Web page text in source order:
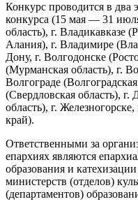
Конкурс проводится в два
конкурса (15 мая — 31
область), г. Владикавказе
Алания), г. Владимире
Дону, г. Волгодонске
(Мурманская область), г.
Волгограде
(Свердловская область), г.
область), г.
край).
Ответственными за
епархиях являются
образования и
министерств (отделов)
(департаментов)